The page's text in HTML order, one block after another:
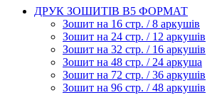
ДРУК ЗОШИТІВ В5 ФОРМАТ
Зошит на 16 стр. / 8 аркушів
Зошит на 24 стр. / 12 аркушів
Зошит на 32 стр. / 16 аркушів
Зошит на 48 стр. / 24 аркуша
Зошит на 72 стр. / 36 аркушів
Зошит на 96 стр. / 48 аркушів